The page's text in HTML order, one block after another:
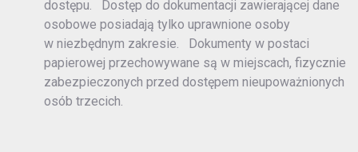
dostępu. Dostęp do dokumentacji zawierającej dane
osobowe posiadają tylko uprawnione osoby
w niezbędnym zakresie. Dokumenty w postaci
papierowej przechowywane są w miejscach, fizycznie
zabezpieczonych przed dostępem nieupoważnionych
osób trzecich.